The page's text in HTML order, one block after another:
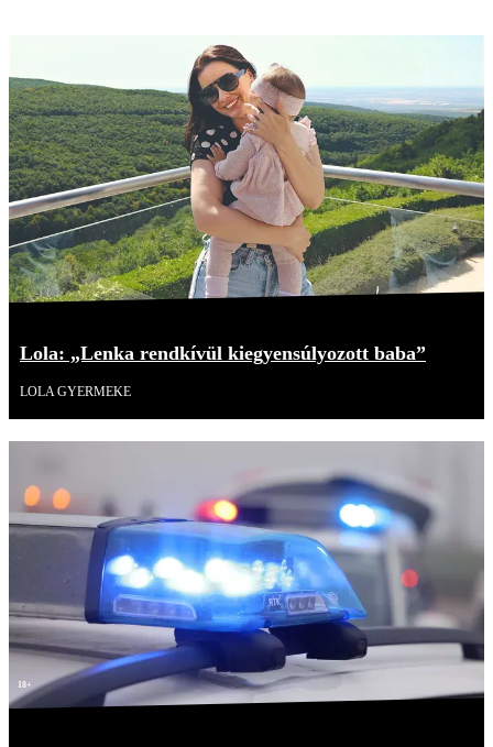
Lola: „Lenka rendkívül kiegyensúlyozott baba”
LOLA GYERMEKE
18+